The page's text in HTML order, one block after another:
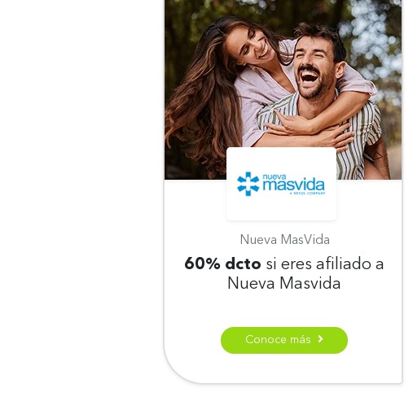
Nueva MasVida
60% dcto si eres afiliado a
Nueva Masvida
Conoce más